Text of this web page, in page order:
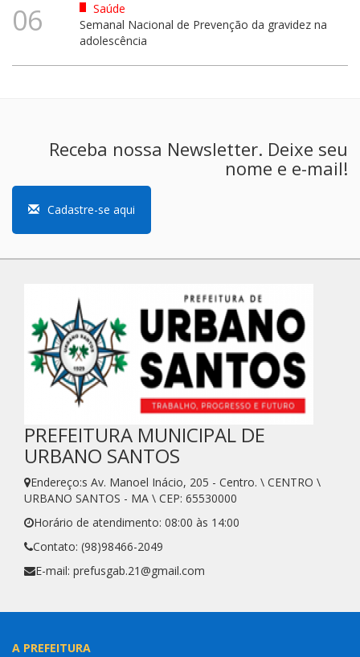
06
Saúde
Semanal Nacional de Prevenção da gravidez na
adolescência
Receba nossa Newsletter. Deixe seu
nome e e-mail!
Cadastre-se aqui
PREFEITURA MUNICIPAL DE
URBANO SANTOS
Endereço:s Av. Manoel Inácio, 205 - Centro. \ CENTRO \
URBANO SANTOS - MA \ CEP: 65530000
Horário de atendimento: 08:00 às 14:00
Contato: (98)98466-2049
E-mail: prefusgab.21@gmail.com
A PREFEITURA